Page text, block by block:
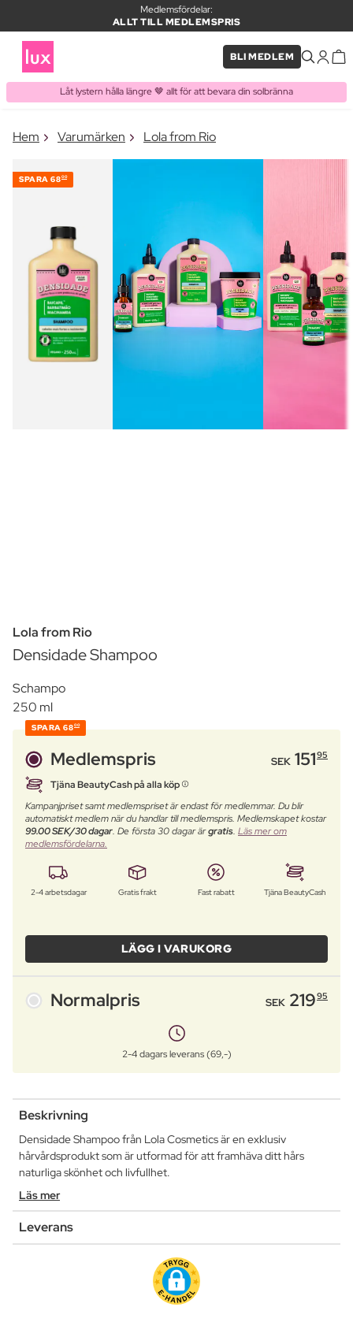
Medlemsfördelar:
ALLT TILL MEDLEMSPRIS
BLI MEDLEM
Låt lystern hålla längre 🤎 allt för att bevara din solbränna
PRODUKT I VARUKORGEN
Hem Varumärken Lola from Rio
SPARA 6800
Lola from Rio
Densidade Shampoo
Schampo
250 ml
SPARA 6800
Medlemspris SEK 15195
Tjäna BeautyCash på alla köp
Kampanjpriset samt medlemspriset är endast för medlemmar. Du blir
automatiskt medlem när du handlar till medlemspris. Medlemskapet kostar
99.00 SEK/30 dagar. De första 30 dagar ärgratis. Läs mer om
medlemsfördelarna.
2-4 arbetsdagar Gratis frakt Fast rabatt Tjäna BeautyCash
LÄGG I VARUKORG
Normalpris SEK 21995
2-4 dagars leverans (69,-)
Beskrivning
Densidade Shampoo från Lola Cosmetics är en exklusiv
hårvårdsprodukt som är utformad för att framhäva ditt hårs
naturliga skönhet och livfullhet.
Läs mer
Leverans